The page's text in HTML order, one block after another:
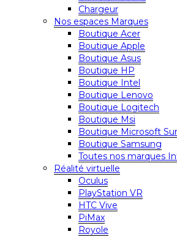
Chargeur
Nos espaces Marques
Boutique Acer
Boutique Apple
Boutique Asus
Boutique HP
Boutique Intel
Boutique Lenovo
Boutique Logitech
Boutique Msi
Boutique Microsoft
Boutique Samsung
Toutes nos marques
Réalité virtuelle
Oculus
PlayStation VR
HTC Vive
PiMax
Royole